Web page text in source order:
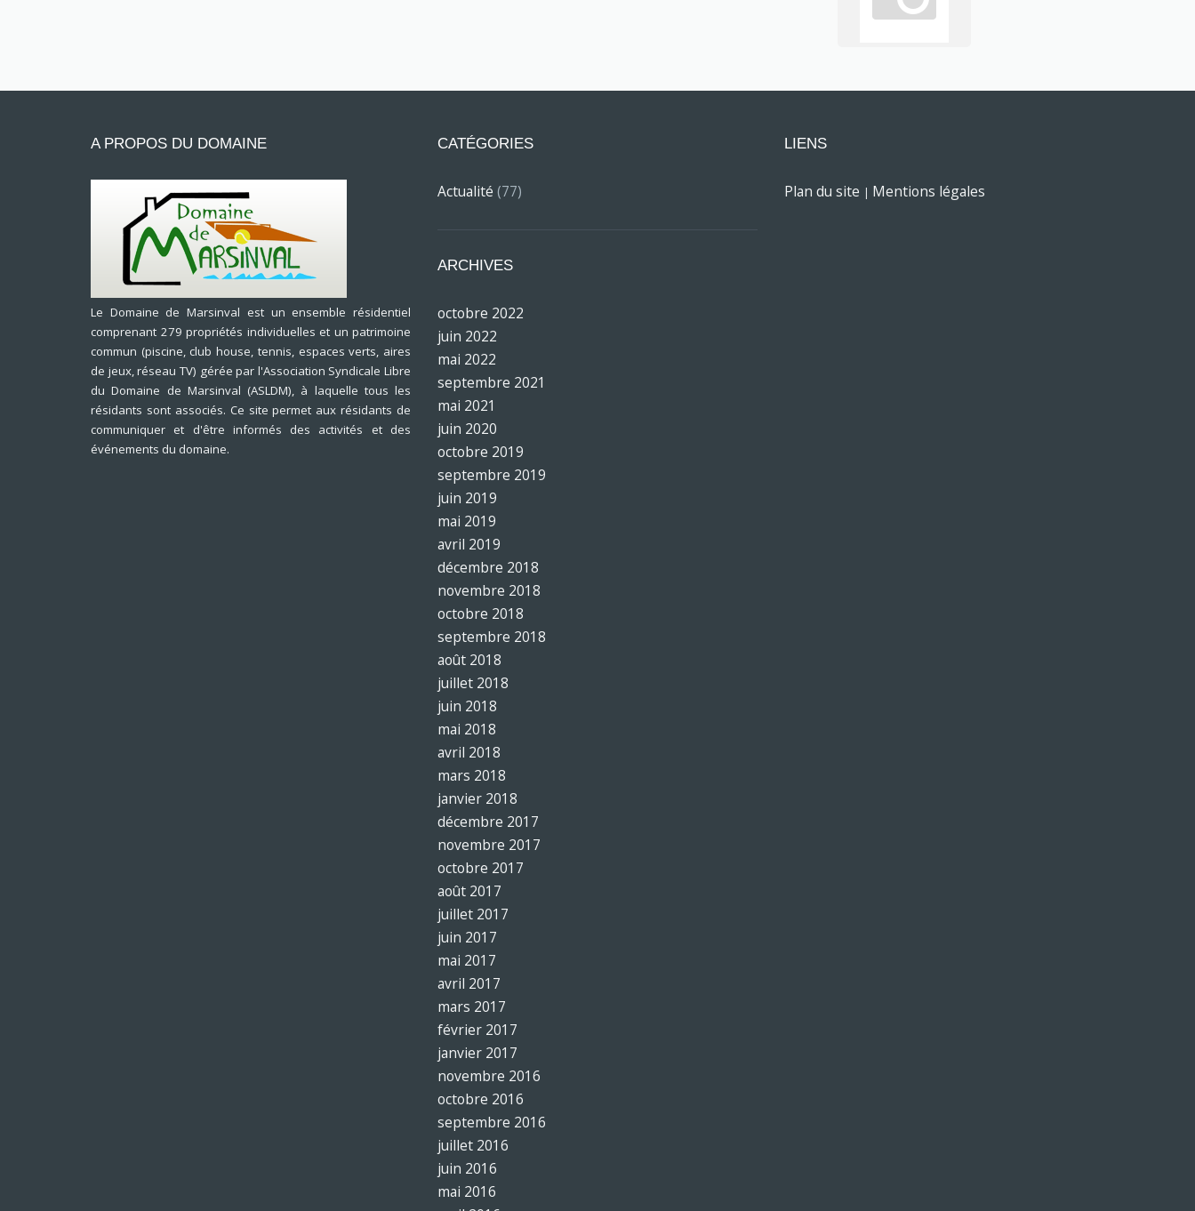
A PROPOS DU DOMAINE
Le Domaine de Marsinval est un ensemble résidentiel
comprenant 279 propriétés individuelles et un patrimoine
commun (piscine, club house, tennis, espaces verts, aires
de jeux, réseau TV) gérée par l'Association Syndicale Libre
du Domaine de Marsinval (ASLDM), à laquelle tous les
résidants sont associés. Ce site permet aux résidants de
communiquer et d'être informés des activités et des
événements du domaine.
CATÉGORIES
Actualité (77)
ARCHIVES
octobre 2022
juin 2022
mai 2022
septembre 2021
mai 2021
juin 2020
octobre 2019
septembre 2019
juin 2019
mai 2019
avril 2019
décembre 2018
novembre 2018
octobre 2018
septembre 2018
août 2018
juillet 2018
juin 2018
mai 2018
avril 2018
mars 2018
janvier 2018
décembre 2017
novembre 2017
octobre 2017
août 2017
juillet 2017
juin 2017
mai 2017
avril 2017
mars 2017
février 2017
janvier 2017
novembre 2016
octobre 2016
septembre 2016
juillet 2016
juin 2016
mai 2016
LIENS
Plan du site | Mentions légales